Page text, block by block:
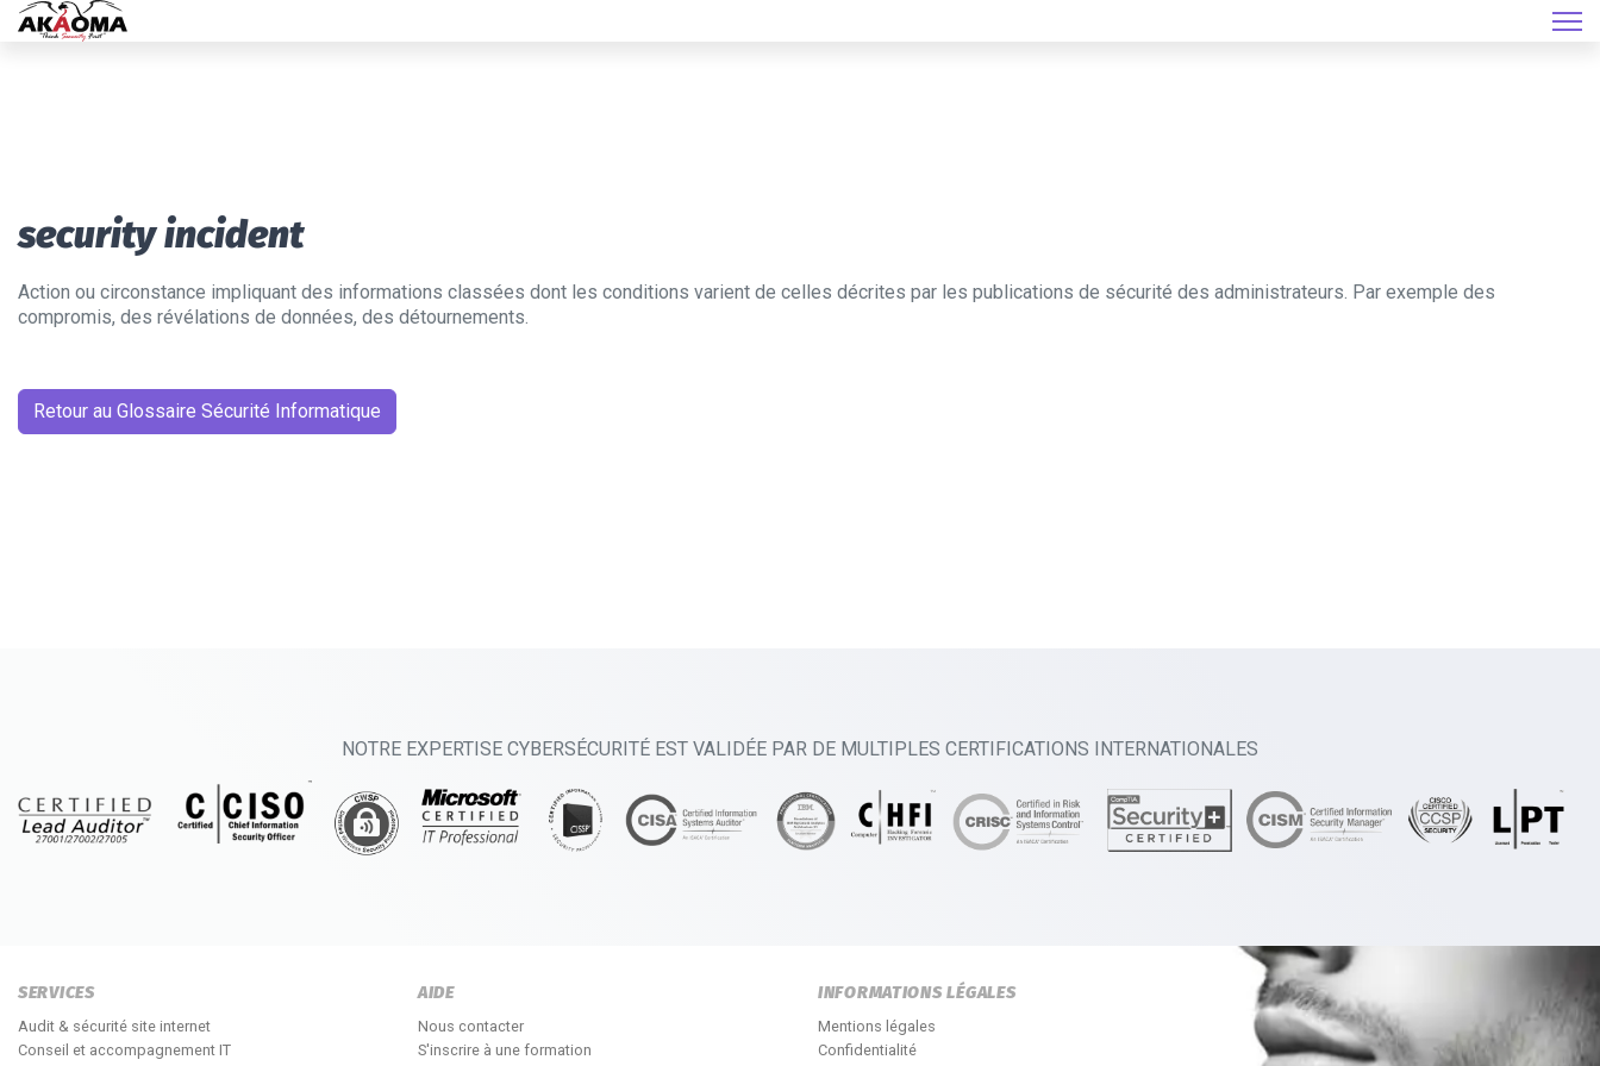
security incident
Action ou circonstance impliquant des informations classées dont les conditions varient de celles décrites par les publications de sécurité des administrateurs. Par exemple des
compromis, des révélations de données, des détournements.
Retour au Glossaire Sécurité Informatique
NOTRE EXPERTISE CYBERSÉCURITÉ EST VALIDÉE PAR DE MULTIPLES CERTIFICATIONS INTERNATIONALES
SERVICES
Audit & sécurité site internet
Conseil et accompagnement IT
AIDE
Nous contacter
S'inscrire à une formation
INFORMATIONS LÉGALES
Mentions légales
Confidentialité